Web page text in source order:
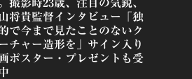
撮影時23歳、注目の気鋭、
将貴監督インタビュー「独
で今まで見たことのないク
チャー造形を」サイン入り
ポスター・プレゼントも受